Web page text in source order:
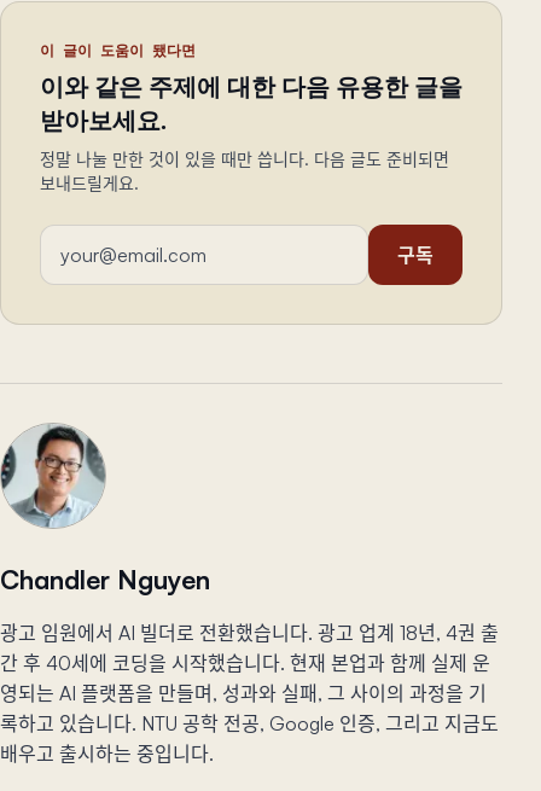
이 글이 도움이 됐다면
이와 같은 주제에 대한 다음 유용한 글을
받아보세요.
정말 나눌 만한 것이 있을 때만 씁니다. 다음 글도 준비되면
보내드릴게요.
이메일 주소
구독
Chandler Nguyen
광고 임원에서 AI 빌더로 전환했습니다. 광고 업계 18년, 4권 출
간 후 40세에 코딩을 시작했습니다. 현재 본업과 함께 실제 운
영되는 AI 플랫폼을 만들며, 성과와 실패, 그 사이의 과정을 기
록하고 있습니다. NTU 공학 전공, Google 인증, 그리고 지금도
배우고 출시하는 중입니다.